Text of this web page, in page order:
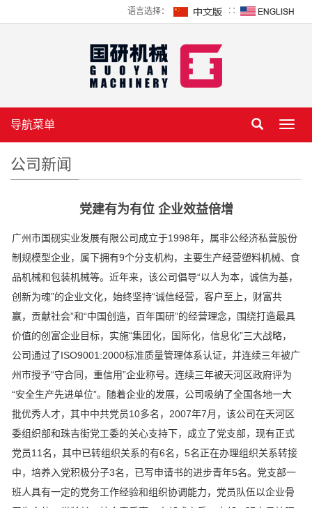
语言选择： ∷
导航菜单
公司新闻
党建有为有位 企业效益倍增
广州市国砚实业发展有限公司成立于1998年，属非公经济私营股份
制规模型企业，属下拥有9个分支机构，主要生产经营塑料机械、食
品机械和包装机械等。近年来，该公司倡导“以人为本，诚信为基，
创新为魂”的企业文化，始终坚持“诚信经营，客户至上，财富共
赢，贡献社会”和“中国创造，百年国研”的经营理念，围绕打造最具
价值的创富企业目标，实施“集团化，国际化，信息化”三大战略，
公司通过了ISO9001:2000标准质量管理体系认证，并连续三年被广
州市授予“守合同，重信用”企业称号。连续三年被天河区政府评为
“安全生产先进单位”。随着企业的发展，公司吸纳了全国各地一大
批优秀人才，其中中共党员10多名，2007年7月，该公司在天河区
委组织部和珠吉街党工委的关心支持下，成立了党支部，现有正式
党员11名，其中已转组织关系的有6名，5名正在办理组织关系转接
中，培养入党积极分子3名，已写申请书的进步青年5名。党支部一
班人具有一定的党务工作经验和组织协调能力，党员队伍以企业骨